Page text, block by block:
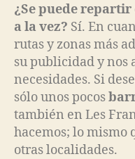
¿Se puede
a la vez? Sí. En
rutas y zonas más
su publicidad y nos
necesidades. Si
sólo unos pocos
también en Les
hacemos; lo mismo
otras localidades.